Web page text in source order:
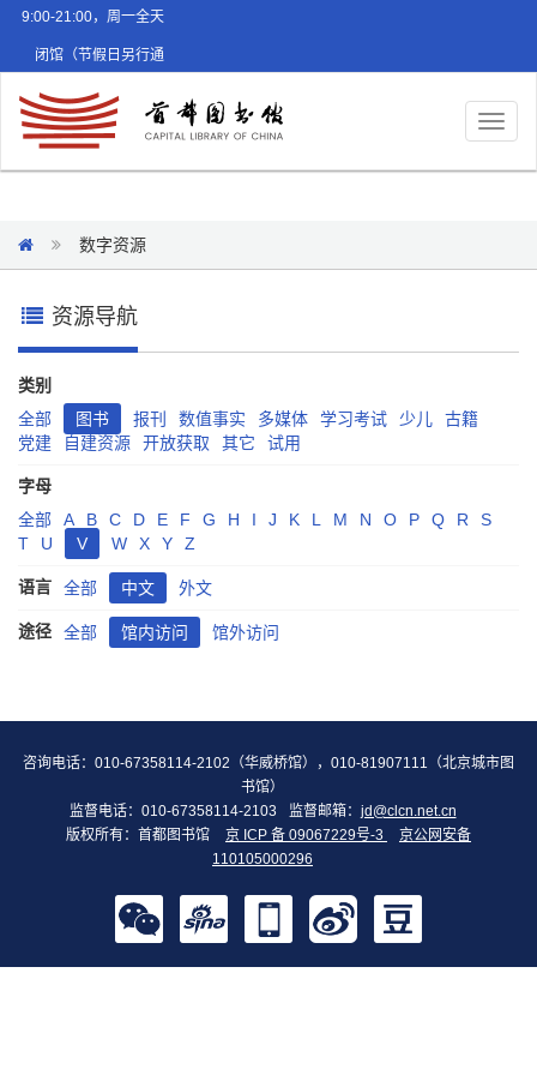
9:00-21:00，周一全天
闭馆（节假日另行通
数字资源
资源导航
类别
全部
图书 报刊 数值事实 多媒体 学习考试 少儿
古籍
党建
自建资源 开放获取 其它 试用
字母
全部
A B C D E F G H I J K L M N O P Q R
S
T
U V W X Y Z
语言 全部 中文 外文
途径 全部 馆内访问 馆外访问
咨询电话：010-67358114-2102（华威桥馆），010-81907111（北京城市图
书馆）
监督电话：010-67358114-2103
监督邮箱： jd@clcn.net.cn
版权所有：首都图书馆
京 ICP 备 09067229号-3
京公网安备
110105000296